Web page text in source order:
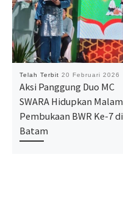
Telah Terbit 20 Februari 2026
Aksi Panggung Duo MC
SWARA Hidupkan Malam
Pembukaan BWR Ke-7 di
Batam